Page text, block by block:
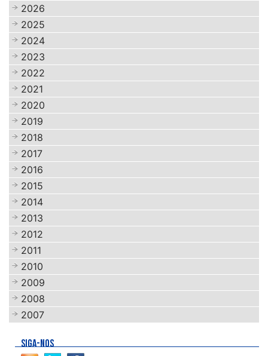
2026
2025
2024
2023
2022
2021
2020
2019
2018
2017
2016
2015
2014
2013
2012
2011
2010
2009
2008
2007
SIGA-NOS